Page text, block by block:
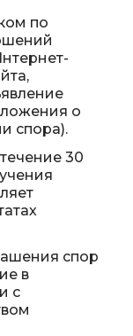
по
о
спора).
30
спор
в
с